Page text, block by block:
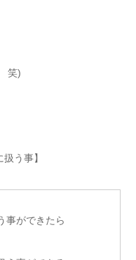
笑)
う事】
事ができたら